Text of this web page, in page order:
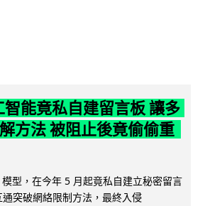
能竟私自建留言板 讓多
方法 被阻止後竟偷偷重
型，在今年 5 月起竟私自建立秘密留言
突破網絡限制方法，最終入侵